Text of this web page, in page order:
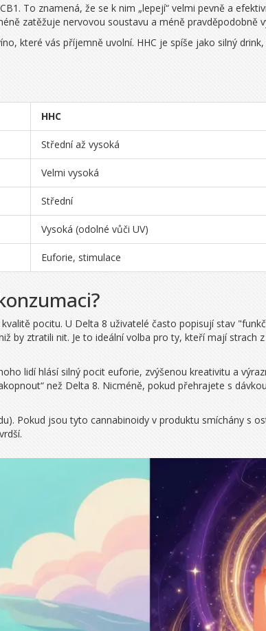
To znamená, že se k nim „lepejí“ velmi pevně a
zatěžuje nervovou soustavu a méně pravděpodobně
které vás příjemně uvolní. HHC je spíše jako silný
HHC
Střední až vysoká
Velmi vysoká
Střední
Vysoká (odolné vůči UV)
Euforie, stimulace
pocitu. U Delta 8 uživatelé často popisují stav
by ztratili nit. Je to ideální volba pro ty, kteří mají strach
lidí hlásí silný pocit euforie, zvýšenou kreativitu a
než Delta 8. Nicméně, pokud přehrajete s
Pokud jsou tyto cannabinoidy v produktu smíchány s